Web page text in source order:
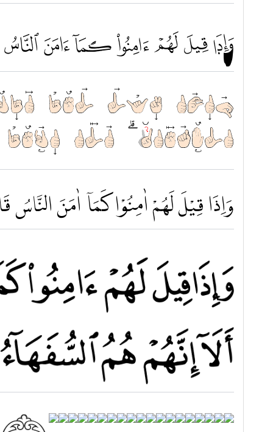
ﲕ ﲖ ﲗ ﲘ ﲙ ﲚ
وَاِذَا قِيْلَ لَهُمْ
السُّفَهَاۤءُۗ اَلَآ
وَاِذَا قِيْلَ لَهُمْ اٰمِنُوْا كَمَآ اٰمَنَ النَّاسُ